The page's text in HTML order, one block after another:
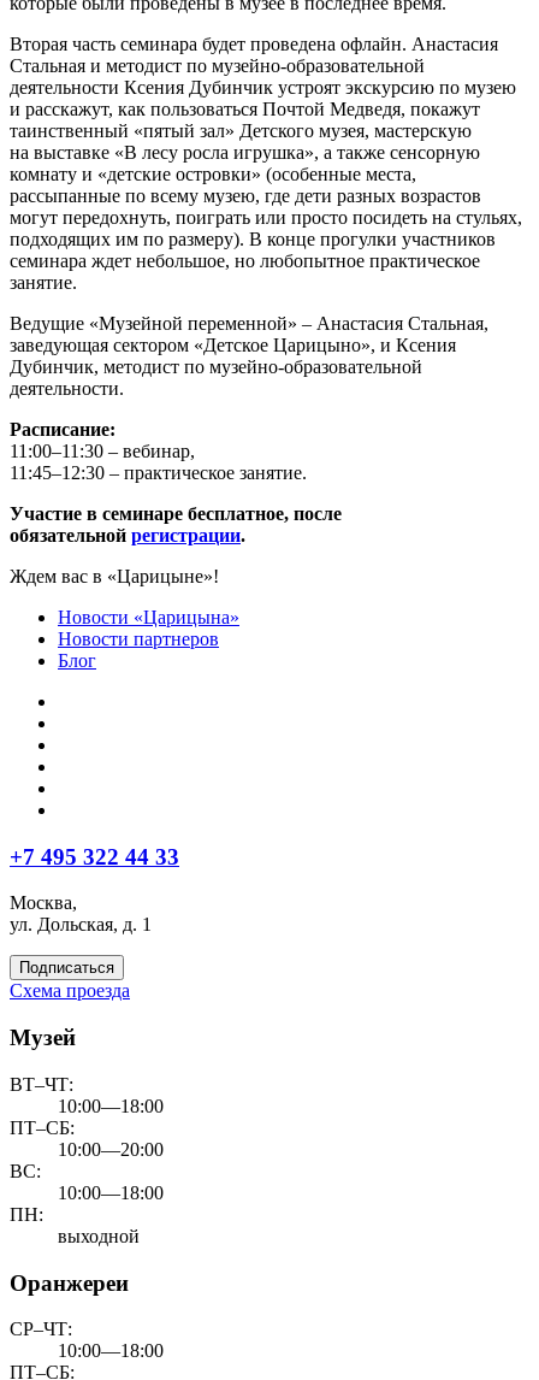
Вторая часть семинара будет проведена офлайн. Анастасия
Стальная и методист по музейно-образовательной
деятельности Ксения Дубинчик устроят экскурсию по музею
и расскажут, как пользоваться Почтой Медведя, покажут
таинственный «пятый зал» Детского музея, мастерскую
на выставке «В лесу росла игрушка», а также сенсорную
комнату и «детские островки» (особенные места,
рассыпанные по всему музею, где дети разных возрастов
могут передохнуть, поиграть или просто посидеть на стульях,
подходящих им по размеру). В конце прогулки участников
семинара ждет небольшое, но любопытное практическое
занятие.
Ведущие «Музейной переменной» – Анастасия Стальная,
заведующая сектором «Детское Царицыно», и Ксения
Дубинчик, методист по музейно-образовательной
деятельности.
Расписание:
11:00–11:30 – вебинар,
11:45–12:30 – практическое занятие.
Участие в семинаре бесплатное, после
обязательной регистрации.
Ждем вас в «Царицыне»!
Новости «Царицына»
Новости партнеров
Блог
+7 495 322 44 33
Москва,
ул. Дольская, д. 1
Подписаться
Схема проезда
Музей
ВТ–ЧТ:
10:00—18:00
ПТ–СБ:
10:00—20:00
ВС:
10:00—18:00
ПН:
выходной
Оранжереи
СР–ЧТ:
10:00—18:00
ПТ–СБ: